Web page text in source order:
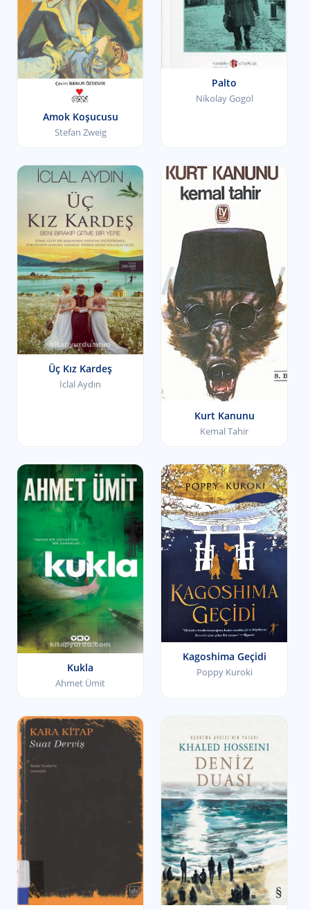
Amok Koşucusu
Stefan Zweig
Palto
Nikolay Gogol
Üç Kız Kardeş
İclal Aydın
Kurt Kanunu
Kemal Tahir
Kukla
Ahmet Ümit
Kagoshima Geçidi
Poppy Kuroki